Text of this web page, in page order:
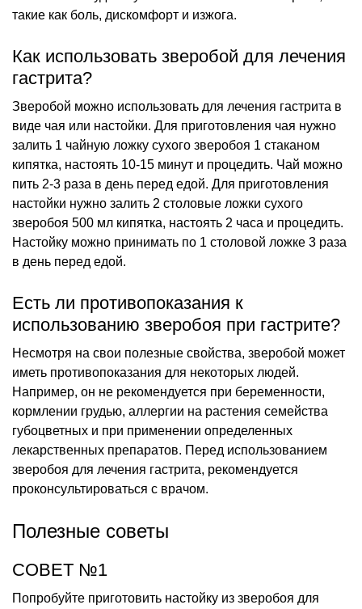
такие как боль, дискомфорт и изжога.
Как использовать зверобой для лечения
гастрита?
Зверобой можно использовать для лечения гастрита в
виде чая или настойки. Для приготовления чая нужно
залить 1 чайную ложку сухого зверобоя 1 стаканом
кипятка, настоять 10-15 минут и процедить. Чай можно
пить 2-3 раза в день перед едой. Для приготовления
настойки нужно залить 2 столовые ложки сухого
зверобоя 500 мл кипятка, настоять 2 часа и процедить.
Настойку можно принимать по 1 столовой ложке 3 раза
в день перед едой.
Есть ли противопоказания к
использованию зверобоя при гастрите?
Несмотря на свои полезные свойства, зверобой может
иметь противопоказания для некоторых людей.
Например, он не рекомендуется при беременности,
кормлении грудью, аллергии на растения семейства
губоцветных и при применении определенных
лекарственных препаратов. Перед использованием
зверобоя для лечения гастрита, рекомендуется
проконсультироваться с врачом.
Полезные советы
СОВЕТ №1
Попробуйте приготовить настойку из зверобоя для